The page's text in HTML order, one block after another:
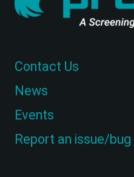
Contact Us
News
Events
Report an issue/bug